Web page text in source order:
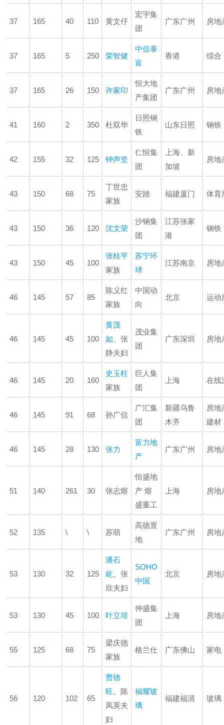
37 165 40 110 黄文仔
宏宇集
团
广东广州 房地
37 165 5 250 荣智健
中信泰
富
香港 综合
37 165 26 150 许家印
恒大地
产集团
广东广州 房地
41 160 2 350 杜双华
日照钢
铁
山东日照 钢铁
42 155 32 125 钟声坚
仁恒集
团
上海、新
加坡
房地
43 150 68 75
丁世忠
家族
安踏 福建厦门 体育
43 150 36 120 沈文荣
沙钢集
团
江苏张家
港
钢铁
43 150 45 100
张桂平
家族
苏宁环
球
江苏南京 房地
46 145 57 85
陈义红
家族
中国动
向
北京 运动
46 145 45 100
黄茂
如 、张
静夫妇
茂业集
团
广东深圳 房地
46 145 20 160
史玉柱
家族
巨人集
团
上海 在线
46 145 91 68 孙广信
广汇集
团
新疆乌鲁
木齐
房地
建材
46 145 28 130 张力
富力地
产
广东广州 房地
51 140 261 30 张志熔
恒盛地
产 熔
盛重工
上海 房地
52 135 \ \ 苏萌
高德置
地
广东广州 房地
53 130 32 125
潘石
屹 、张
欣夫妇
SOHO
中国
北京 房地
53 130 45 100 叶立培
仲盛集
团
上海 房地
55 125 68 75
梁庆德
家族
格兰仕 广东佛山 家电
56 120 102 65
曹德
旺 、陈
凤英夫
妇
福耀玻
璃
福建福清 玻璃